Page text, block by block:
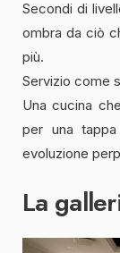
Secondi di
ombra da ciò
più.
Servizio come
Una cucina
per una
evoluzione
La